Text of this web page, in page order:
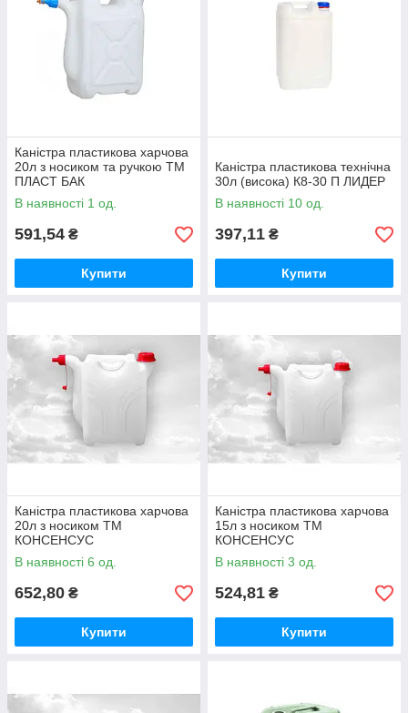
Каністра пластикова харчова
20л з носиком та ручкою ТМ
ПЛАСТ БАК
В наявності 1 од.
591,54 ₴
Купити
Каністра пластикова технічна
30л (висока) К8-30 П ЛИДЕР
В наявності 10 од.
397,11 ₴
Купити
Каністра пластикова харчова
20л з носиком ТМ
КОНСЕНСУС
В наявності 6 од.
652,80 ₴
Купити
Каністра пластикова харчова
15л з носиком ТМ
КОНСЕНСУС
В наявності 3 од.
524,81 ₴
Купити